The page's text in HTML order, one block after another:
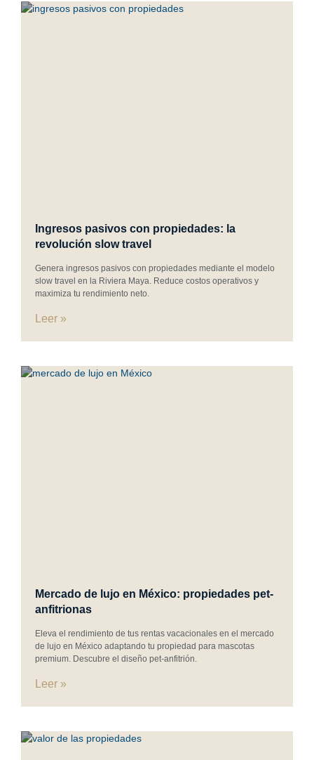
Ingresos pasivos con propiedades: la
revolución slow travel
Genera ingresos pasivos con propiedades mediante el modelo
slow travel en la Riviera Maya. Reduce costos operativos y
maximiza tu rendimiento neto.
Leer »
Mercado de lujo en México: propiedades pet-
anfitrionas
Eleva el rendimiento de tus rentas vacacionales en el mercado
de lujo en México adaptando tu propiedad para mascotas
premium. Descubre el diseño pet-anfitrión.
Leer »